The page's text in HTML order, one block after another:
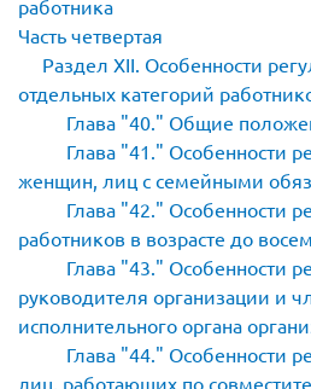
работника
Часть четвертая
Раздел XII. Особенности
отдельных категорий
Глава 40.
Общие
Глава 41.
Особенности
женщин, лиц с семейными
Глава 42.
Особенности
работников в возрасте до
Глава 43.
Особенности
руководителя организации и
исполнительного органа
Глава 44.
Особенности
лиц, работающих по